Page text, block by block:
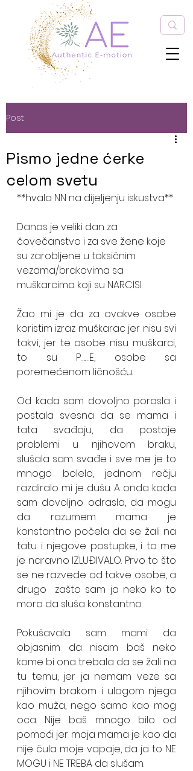
Post
Pismo jedne ćerke
celom svetu
**hvala NN na dijeljenju iskustva**
Danas je veliki dan za
čovečanstvo i za sve žene koje
su zarobljene u toksičnim
vezama/brakovima sa
muškarcima koji su NARCISI.
Žao mi je da za ovakve osobe
koristim izraz muškarac jer nisu svi
takvi, jer te osobe nisu muškarci,
to su P……E, osobe sa
poremećenom ličnošću.
Od kada sam dovoljno porasla i
postala svesna da se mama i
tata svađaju, da postoje
problemi u njihovom braku,
slušala sam svađe i sve me je to
mnogo bolelo, jednom rečju
razdiralo mi je dušu. A onda kada
sam dovoljno odrasla, da mogu
da razumem mama je
konstantno počela da se žali na
tatu i njegove postupke, i to me
je naravno IZLUĐIVALO. Prvo to što
se ne razvede od takve osobe, a
drugo  zašto sam ja neko ko to
mora da sluša konstantno.
Pokušavala sam mami da
objasnim da nisam baš neko
kome bi ona trebala da se žali na
tu temu, jer ja nemam veze sa
njihovim brakom i ulogom njega
kao muža, nego samo kao mog
oca. Nije baš mnogo bilo od
pomoći jer moja mama je kao da
nije čula moje vapaje, da ja to NE
MOGU i NE TREBA da slušam.